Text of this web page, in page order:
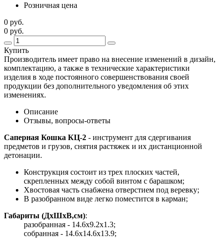
Розничная цена
0 руб.
0 руб.
Купить
Производитель имеет право на внесение изменений в дизайн,
комплектацию, а также в технические характеристики
изделия в ходе постоянного совершенствования своей
продукции без дополнительного уведомления об этих
изменениях.
Описание
Отзывы, вопросы-ответы
Саперная Кошка КЦ-2 - инструмент для сдергивания
предметов и грузов, снятия растяжек и их дистанционной
детонации.
Конструкция состоит из трех плоских частей,
скрепленных между собой винтом с барашком;
Хвостовая часть снабжена отверстием под веревку;
В разобранном виде легко поместится в карман;
Габариты (ДхШхВ,см):
разобранная - 14.6х9.2х1.3;
собранная - 14.6х14.6х13.9;